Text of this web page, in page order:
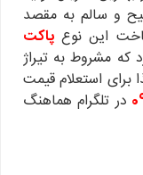
و سالم به مقصد
این نوع پاکت‌
که مشروط به تیراژ
برای استعلام قیمت
در تلگرام هماهنگ